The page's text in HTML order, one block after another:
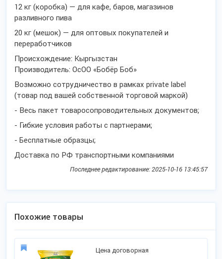
12 кг (коробка) — для кафе, баров, магазинов
разливного пива
20 кг (мешок) — для оптовых покупателей и
переработчиков
Происхождение: Кыргызстан
Производитель: ОсОО «Бобёр Боб»
Возможно сотрудничество в рамках private label
(товар под вашей собственной торговой маркой)
- Весь пакет товаросопроводительных документов;
- Гибкие условия работы с партнерами;
- Бесплатные образцы;
Доставка по РФ транспортными компаниями
Последнее редактирование: 2025-10-16 13:45:57
Похожие товары
Цена договорная